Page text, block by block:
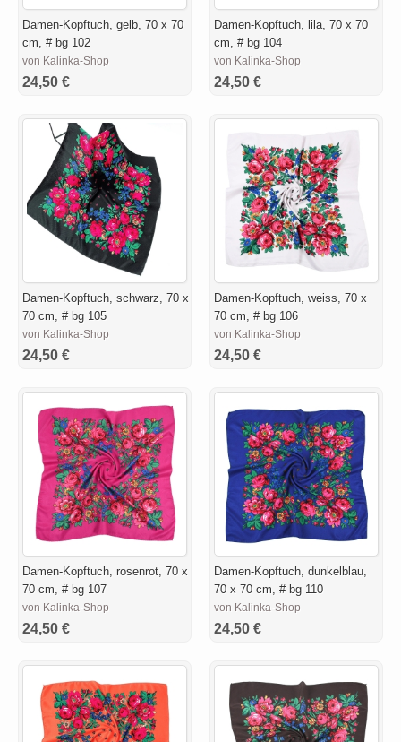
Damen-Kopftuch, gelb, 70 x 70
cm, # bg 102
von Kalinka-Shop
24,50 €
Damen-Kopftuch, lila, 70 x 70
cm, # bg 104
von Kalinka-Shop
24,50 €
Damen-Kopftuch, schwarz, 70 x
70 cm, # bg 105
von Kalinka-Shop
24,50 €
Damen-Kopftuch, weiss, 70 x
70 cm, # bg 106
von Kalinka-Shop
24,50 €
Damen-Kopftuch, rosenrot, 70 x
70 cm, # bg 107
von Kalinka-Shop
24,50 €
Damen-Kopftuch, dunkelblau,
70 x 70 cm, # bg 110
von Kalinka-Shop
24,50 €